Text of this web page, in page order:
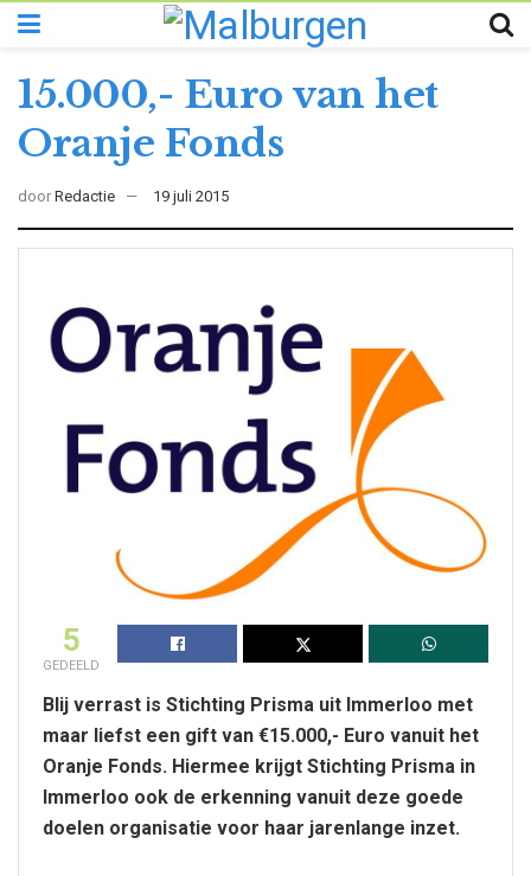
15.000,- Euro van het
Oranje Fonds
door Redactie 19 juli 2015
5
GEDEELD
Blij verrast is Stichting Prisma uit Immerloo met
maar liefst een gift van €15.000,- Euro vanuit het
Oranje Fonds. Hiermee krijgt Stichting Prisma in
Immerloo ook de erkenning vanuit deze goede
doelen organisatie voor haar jarenlange inzet.